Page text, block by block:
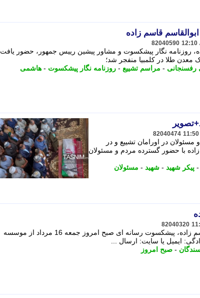
قاسم زاده
82040590
روزنامه نگار پیشکسوت و مشاور پیشین رییس جمهور، حضور یافت
رفسنجانی - مراسم تشییع - روزنامه نگار پیشکسوت - هاشمی
82040474
در اورامان تشییع و در
با حضور گسترده مردم و مسئولان
- پیکر شهید - شهید - مسئولان
82040320
به گزارش جماران، مراسم تشییع مرحوم ابوالقاسم قاسم زاده، پیشکسوت رسانه ای صبح امروز جمعه 16 مرداد از موسسه
ایمیل یا سایت: ارسال ...
- صبح امروز